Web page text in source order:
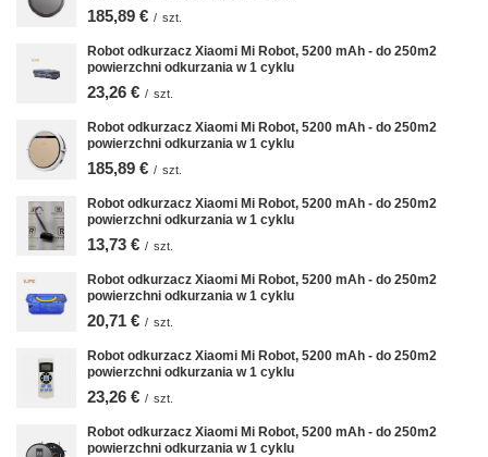
185,89 € / szt.
Robot odkurzacz Xiaomi Mi Robot, 5200 mAh - do 250m2
powierzchni odkurzania w 1 cyklu
23,26 € / szt.
Robot odkurzacz Xiaomi Mi Robot, 5200 mAh - do 250m2
powierzchni odkurzania w 1 cyklu
185,89 € / szt.
Robot odkurzacz Xiaomi Mi Robot, 5200 mAh - do 250m2
powierzchni odkurzania w 1 cyklu
13,73 € / szt.
Robot odkurzacz Xiaomi Mi Robot, 5200 mAh - do 250m2
powierzchni odkurzania w 1 cyklu
20,71 € / szt.
Robot odkurzacz Xiaomi Mi Robot, 5200 mAh - do 250m2
powierzchni odkurzania w 1 cyklu
23,26 € / szt.
Robot odkurzacz Xiaomi Mi Robot, 5200 mAh - do 250m2
powierzchni odkurzania w 1 cyklu